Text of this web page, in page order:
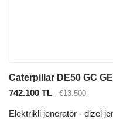
Caterpillar DE50 GC
742.100 TL
€13.500
Elektrikli jeneratör - dizel